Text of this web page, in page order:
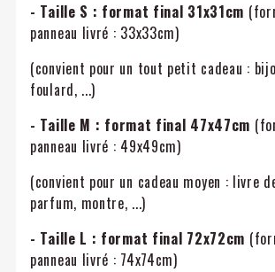
- Taille S : format final 31x31cm
panneau livré : 33x33cm)
(convient pour un tout petit cadeau :
foulard, ...)
- Taille M : format final 47x47cm
panneau livré : 49x49cm)
(convient pour un cadeau moyen : livre
parfum, montre, ...)
- Taille L : format final 72x72cm
panneau livré : 74x74cm)